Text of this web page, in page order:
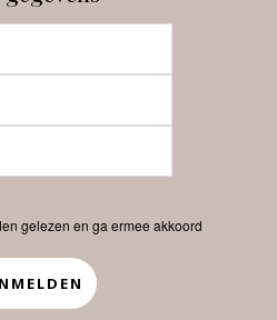
Pro.nl
Contact
APP
gelezen en ga ermee akkoord